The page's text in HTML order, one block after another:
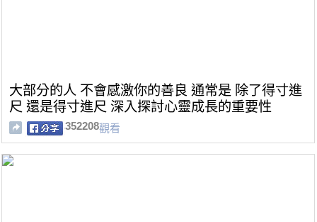
大部分的人 不會感激你的善良 通常是 除了得寸進
尺 還是得寸進尺 深入探討心靈成長的重要性
352208觀看